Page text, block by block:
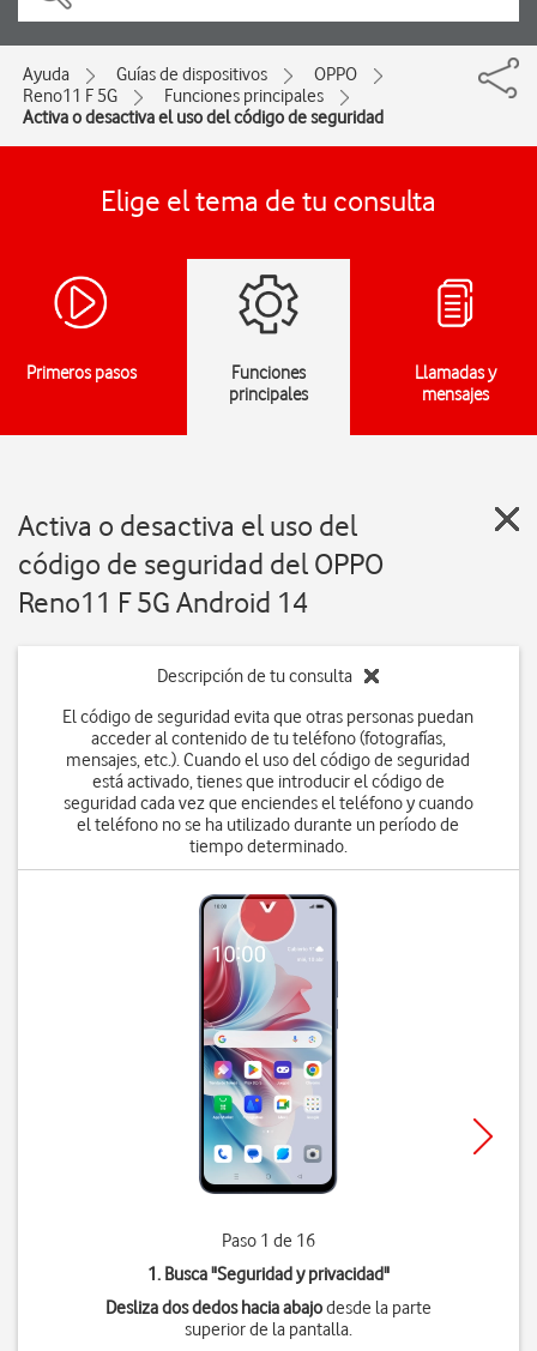
Ayuda Guías de dispositivos
OPPO
Reno11 F 5G
Funciones principales
Activa o desactiva el uso del código de seguridad
Elige el tema de tu consulta
Primeros pasos
Funciones
principales
Llamadas y
mensajes
Activa o desactiva el uso del
código de seguridad del OPPO
Reno11 F 5G Android 14
Descripción de tu consulta
El código de seguridad evita que otras personas puedan
acceder al contenido de tu teléfono (fotografías,
mensajes, etc.). Cuando el uso del código de seguridad
está activado, tienes que introducir el código de
seguridad cada vez que enciendes el teléfono y cuando
el teléfono no se ha utilizado durante un período de
tiempo determinado.
Paso 1 de 16
1. Busca "Seguridad y privacidad"
Desliza dos dedos hacia abajodesde la parte
superior de la pantalla.